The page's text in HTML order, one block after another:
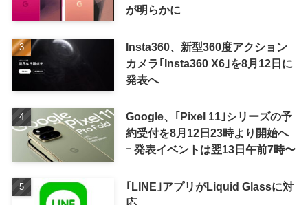
が明らかに
Insta360、新型360度アクション
カメラ｢Insta360 X6｣を8月12日に
発表へ
Google、｢Pixel 11｣シリーズの予
約受付を8月12日23時より開始へ
ｰ 発表イベントは翌13日午前7時〜
｢LINE｣アプリがLiquid Glassに対